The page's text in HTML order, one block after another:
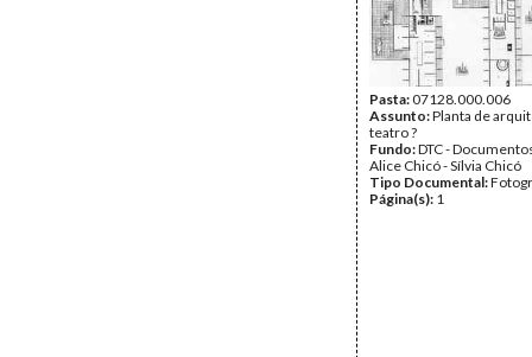
Pasta:07128.000.006
Assunto:Planta de
teatro ?
Fundo:DTC -
Alice Chicó - Sílvia Chicó
Tipo Documental:
Página(s): 1